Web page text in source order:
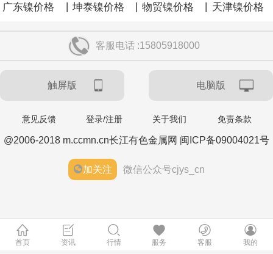
广东镍价格 | 坤泰镍价格 | 物贸镍价格 | 天津镍价格
客服电话 :15805918000
触屏版 电脑版
意见反馈 登录/注册 关于我们 免责条款
@2006-2018 m.ccmn.cn长江有色金属网 闽ICP备09004021号
加关注 微信公众号cjys_cn
首页 资讯 行情 服务 客服 我的